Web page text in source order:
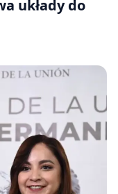
układy do